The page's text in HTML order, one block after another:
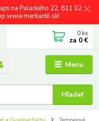
na Palackého 22, 811 02
www.merkantil.sk!
Menu
Hľadať
0 ks
za 0 €